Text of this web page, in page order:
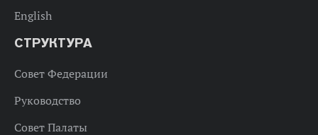
English
СТРУКТУРА
Совет Федерации
Руководство
Совет Палаты